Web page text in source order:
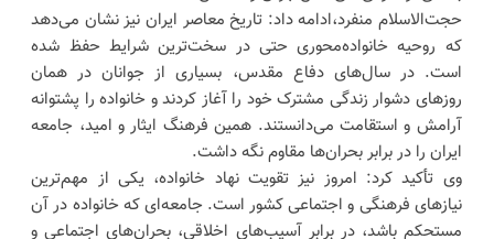
حجت‌الاسلام منفرد،ادامه داد: تاریخ معاصر ایران نیز نشان می‌دهد
که روحیه خانواده‌محوری حتی در سخت‌ترین شرایط حفظ شده
است. در سال‌های دفاع مقدس، بسیاری از جوانان در همان
روزهای دشوار زندگی مشترک خود را آغاز کردند و خانواده را پشتوانه
آرامش و استقامت می‌دانستند. همین فرهنگ ایثار و امید، جامعه
ایران را در برابر بحران‌ها مقاوم نگه داشت.
وی تأکید کرد: امروز نیز تقویت نهاد خانواده، یکی از مهم‌ترین
نیازهای فرهنگی و اجتماعی کشور است. جامعه‌ای که خانواده در آن
مستحکم باشد، در برابر آسیب‌های اخلاقی، بحران‌های اجتماعی و